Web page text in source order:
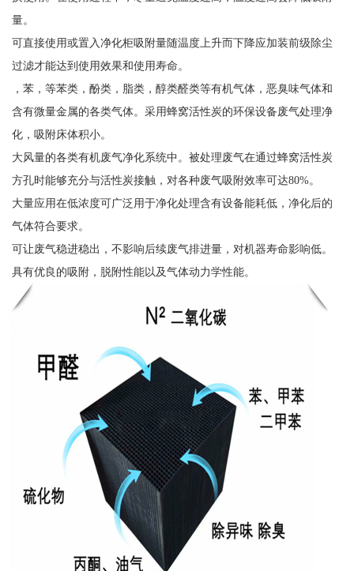
量。
可直接使用或置入净化柜吸附量随温度上升而下降应加装前级除尘
过滤才能达到使用效果和使用寿命。
，苯，等苯类，酚类，脂类，醇类醛类等有机气体，恶臭味气体和
含有微量金属的各类气体。采用蜂窝活性炭的环保设备废气处理净
化，吸附床体积小。
大风量的各类有机废气净化系统中。被处理废气在通过蜂窝活性炭
方孔时能够充分与活性炭接触，对各种废气吸附效率可达80%。
大量应用在低浓度可广泛用于净化处理含有设备能耗低，净化后的
气体符合要求。
可让废气稳进稳出，不影响后续废气排进量，对机器寿命影响低。
具有优良的吸附，脱附性能以及气体动力学性能。